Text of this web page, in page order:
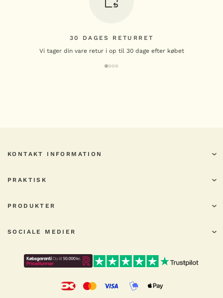
30 DAGES RETURRET
Vi tager din vare retur i op til 30 dage efter købet
KONTAKT INFORMATION
PRAKTISK
PRODUKTER
SOCIALE MEDIER